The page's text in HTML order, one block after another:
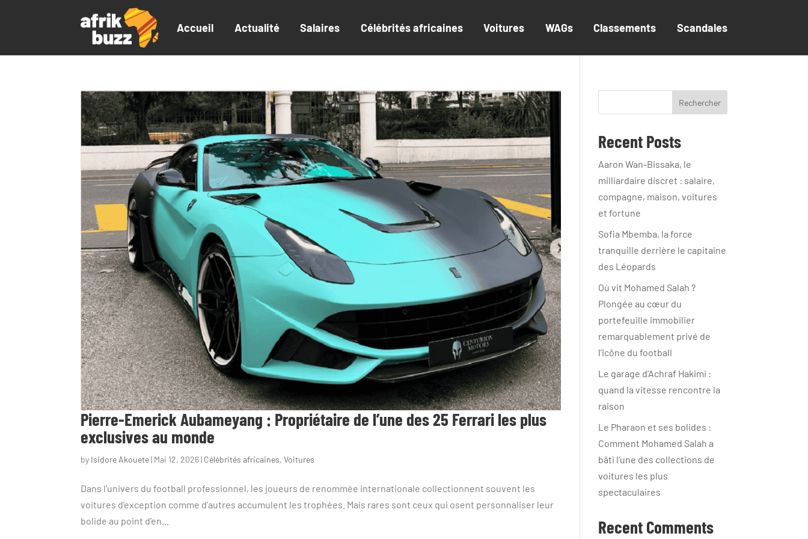
Accueil Actualité Salaires Célébrités africaines Voitures WAGs Classements Scandales
Pierre-Emerick Aubameyang : Propriétaire de l’une des 25 Ferrari les plus
exclusives au monde
by Isidore Akouete| Mai 12, 2026| Célébrités africaines,Voitures
Dans l’univers du football professionnel, les joueurs de renommée internationale collectionnent souvent les
voitures d’exception comme d’autres accumulent les trophées. Mais rares sont ceux qui osent personnaliser leur
bolide au point d’en...
Rechercher
Recent Posts
Aaron Wan-Bissaka, le
milliardaire discret : salaire,
compagne, maison, voitures
et fortune
Sofia Mbemba, la force
tranquille derrière le capitaine
des Léopards
Où vit Mohamed Salah ?
Plongée au cœur du
portefeuille immobilier
remarquablement privé de
l’icône du football
Le garage d’Achraf Hakimi :
quand la vitesse rencontre la
raison
Le Pharaon et ses bolides :
Comment Mohamed Salah a
bâti l’une des collections de
voitures les plus
spectaculaires
Recent Comments